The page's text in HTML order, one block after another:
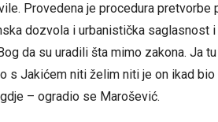
Provedena je procedura pretvorbe
dozvola i urbanistička saglasnost i
da su uradili šta mimo zakona. Ja
s Jakićem niti želim niti je on ikad bio
– ogradio se Marošević.